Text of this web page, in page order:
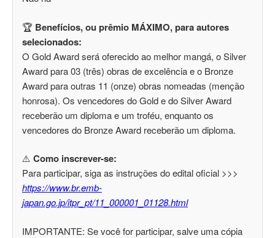
🏆 Benefícios, ou prêmio MÁXIMO, para autores
selecionados:
O Gold Award será oferecido ao melhor mangá, o Silver
Award para 03 (três) obras de excelência e o Bronze
Award para outras 11 (onze) obras nomeadas (menção
honrosa). Os vencedores do Gold e do Silver Award
receberão um diploma e um troféu, enquanto os
vencedores do Bronze Award receberão um diploma.
⚠️ Como inscrever-se:
Para participar, siga as instruções do edital oficial >>>
https://www.br.emb-
japan.go.jp/itpr_pt/11_000001_01128.html
IMPORTANTE: Se você for participar, salve uma cópia